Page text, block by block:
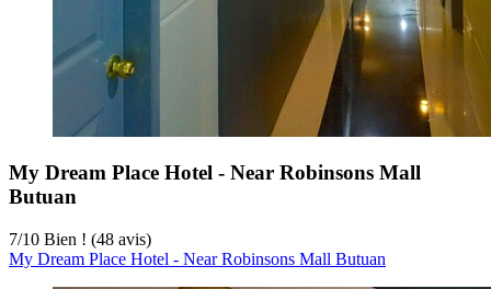
My Dream Place Hotel - Near Robinsons Mall
Butuan
7/10 Bien ! (48 avis)
My Dream Place Hotel - Near Robinsons Mall Butuan